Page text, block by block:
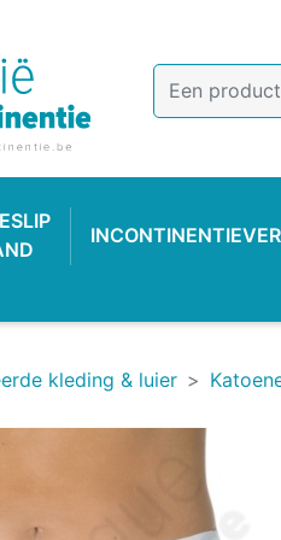
INCONTINENTIEVERBAND
KATOENEN BROEKJE
PULL-UP-LUIER
kleding & luier